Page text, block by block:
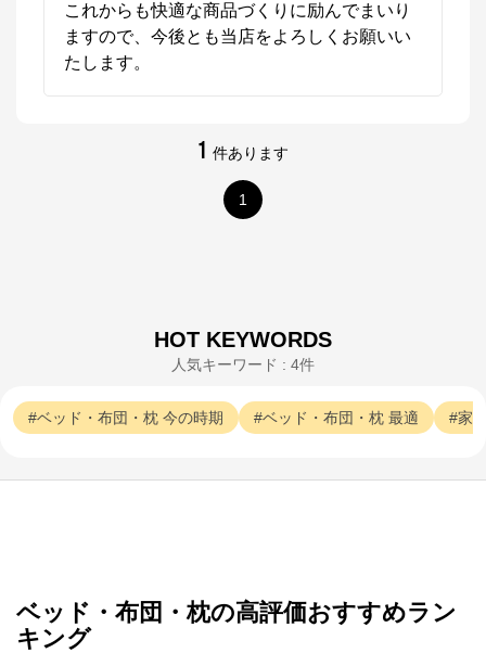
これからも快適な商品づくりに励んでまいり
ますので、今後とも当店をよろしくお願いい
たします。
1 件あります
1
HOT KEYWORDS
人気キーワード : 4件
ベッド・布団・枕 今の時期 ベッド・布団・枕 最適 家
ベッド・布団・枕の高評価おすすめラン
キング